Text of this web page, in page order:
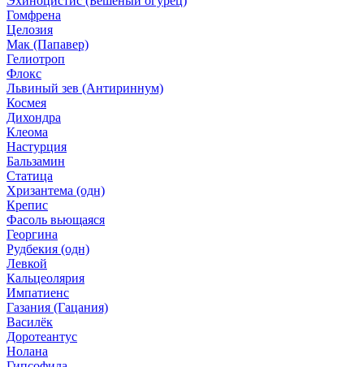
Гомфрена
Целозия
Мак (Папавер)
Гелиотроп
Флокс
Львиный зев (Антириннум)
Космея
Дихондра
Клеома
Настурция
Бальзамин
Статица
Хризантема (одн)
Крепис
Фасоль вьющаяся
Георгина
Рудбекия (одн)
Левкой
Кальцеолярия
Импатиенс
Газания (Гацания)
Василёк
Доротеантус
Нолана